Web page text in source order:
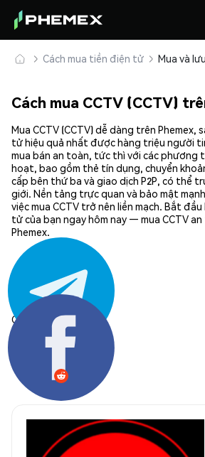
Cách mua tiền điện tử
Cách mua CCTV (CCTV)
Mua CCTV (CCTV) dễ dàng trên Phemex,
tử hiệu quả nhất được hàng triệu người
mua bán an toàn, tức thì với các phương
hoạt, bao gồm thẻ tín dụng, chuyển
cấp bên thứ ba và giao dịch P2P, có thể
giới. Nền tảng trực quan và bảo mật
việc mua CCTV trở nên liền mạch. Bắt
tử của bạn ngay hôm nay — mua CCTV
Phemex.
Chia sẻ: